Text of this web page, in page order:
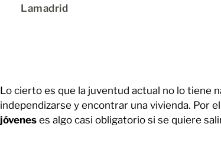
Lamadrid
Lo cierto es que la juventud actual no lo tiene
independizarse y encontrar una vivienda. Por
jóvenes es algo casi obligatorio si se quiere